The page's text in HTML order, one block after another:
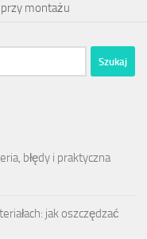
montażu
błędy i praktyczna
jak oszczędzać